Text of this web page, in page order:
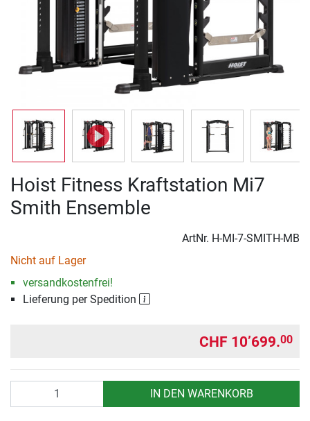
Hoist Fitness Kraftstation Mi7
Smith Ensemble
ArtNr. H-MI-7-SMITH-MB
Nicht auf Lager
versandkostenfrei!
Lieferung per Spedition
CHF 10’699.00
IN DEN WARENKORB